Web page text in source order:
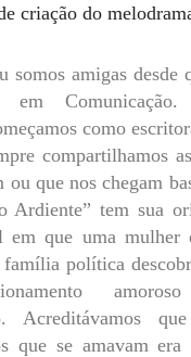
criação do
somos amigas desde
em
como
compartilhamos
ou que nos chegam
Ardiente” tem sua
em que uma mulher
família política
Acreditávamos
que se amavam era